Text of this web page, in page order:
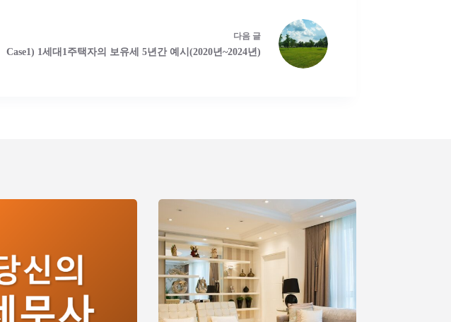
다음 글
Case1) 1세대1주택자의 보유세 5년간 예시(2020년~2024년)